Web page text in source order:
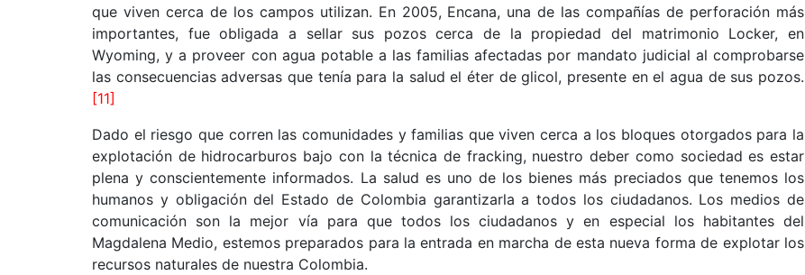
que viven cerca de los campos utilizan. En 2005, Encana, una de las compañías de perforación más
importantes, fue obligada a sellar sus pozos cerca de la propiedad del matrimonio Locker, en
Wyoming, y a proveer con agua potable a las familias afectadas por mandato judicial al comprobarse
las consecuencias adversas que tenía para la salud el éter de glicol, presente en el agua de sus pozos.
[11]
Dado el riesgo que corren las comunidades y familias que viven cerca a los bloques otorgados para la
explotación de hidrocarburos bajo con la técnica de fracking, nuestro deber como sociedad es estar
plena y conscientemente informados. La salud es uno de los bienes más preciados que tenemos los
humanos y obligación del Estado de Colombia garantizarla a todos los ciudadanos. Los medios de
comunicación son la mejor vía para que todos los ciudadanos y en especial los habitantes del
Magdalena Medio, estemos preparados para la entrada en marcha de esta nueva forma de explotar los
recursos naturales de nuestra Colombia.